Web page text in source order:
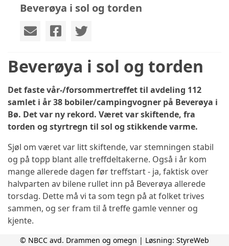
Beverøya i sol og torden
Beverøya i sol og torden
Det faste vår-/forsommertreffet til avdeling 112
samlet i år 38 bobiler/campingvogner på Beverøya i
Bø. Det var ny rekord. Været var skiftende, fra
torden og styrtregn til sol og stikkende varme.
Sjøl om været var litt skiftende, var stemningen stabil
og på topp blant alle treffdeltakerne. Også i år kom
mange allerede dagen før treffstart - ja, faktisk over
halvparten av bilene rullet inn på Beverøya allerede
torsdag. Dette må vi ta som tegn på at folket trives
sammen, og ser fram til å treffe gamle venner og
kjente.
Her kommer noen bilder fra helgen:
© NBCC avd. Drammen og omegn | Løsning: StyreWeb